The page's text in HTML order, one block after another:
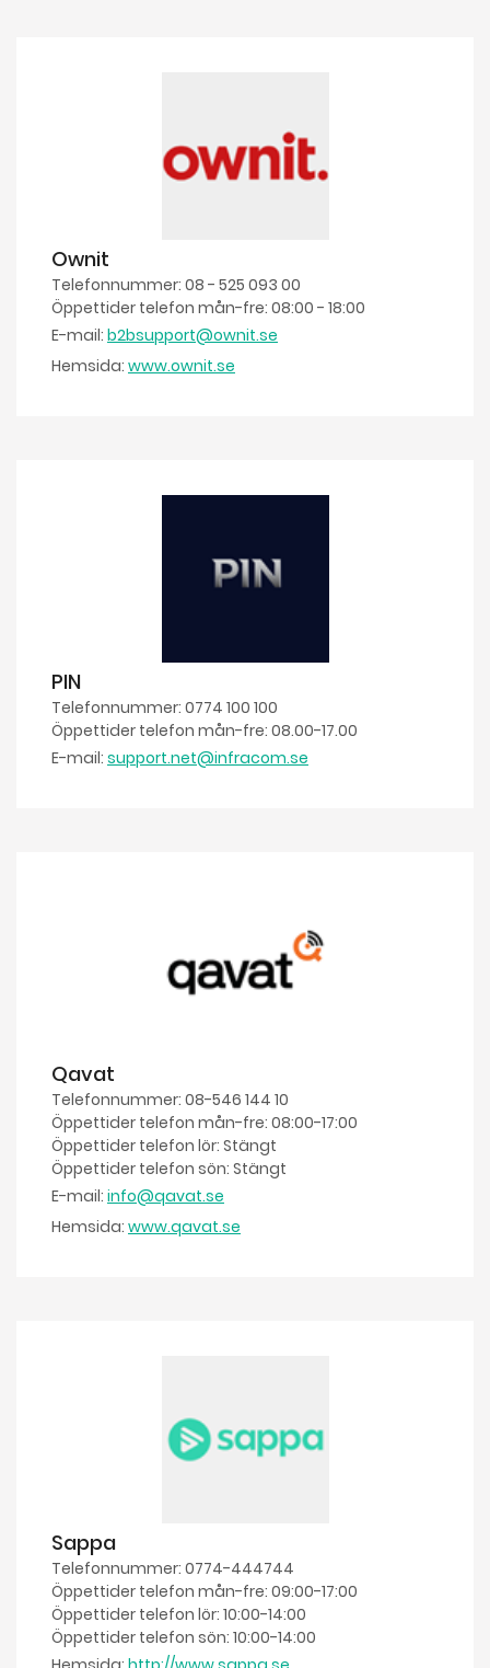
Ownit
Telefonnummer: 08 - 525 093 00
Öppettider telefon mån-fre: 08:00 - 18:00
E-mail: b2bsupport@ownit.se
Hemsida: www.ownit.se
PIN
Telefonnummer: 0774 100 100
Öppettider telefon mån-fre: 08.00-17.00
E-mail: support.net@infracom.se
Qavat
Telefonnummer: 08-546 144 10
Öppettider telefon mån-fre: 08:00-17:00
Öppettider telefon lör: Stängt
Öppettider telefon sön: Stängt
E-mail: info@qavat.se
Hemsida: www.qavat.se
Sappa
Telefonnummer: 0774-444744
Öppettider telefon mån-fre: 09:00-17:00
Öppettider telefon lör: 10:00-14:00
Öppettider telefon sön: 10:00-14:00